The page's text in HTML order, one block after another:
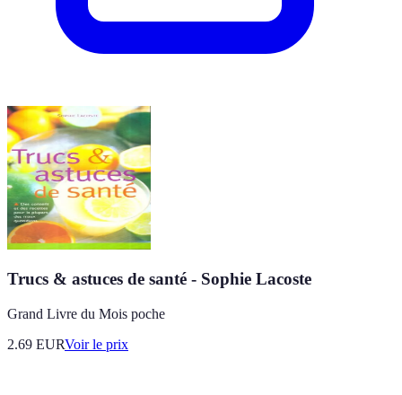
Trucs & astuces de santé - Sophie Lacoste
Grand Livre du Mois poche
2.69 EURVoir le prix